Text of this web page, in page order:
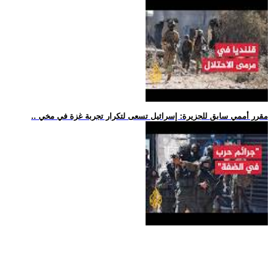
.. مقرر أممي سابق للجزيرة: إسرائيل تسعى لتكرار تجربة غزة في مخي